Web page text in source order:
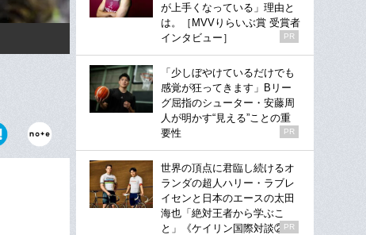
が上手くなっている」理由と
は。［MVVりらいぶ賞 受賞者
インタビュー］
PR
「少しぼやけているだけでも
感覚が狂ってきます」Bリー
グ屈指のシューター・安藤周
人が明かす“見える”ことの重
要性
PR
世界の頂点に君臨し続けるオ
ランダの超人ハリー・ラブレ
イセンと日本のエースの太田
海也「絶対王者から学ぶこ
と」《ケイリン国際対談②》
PR